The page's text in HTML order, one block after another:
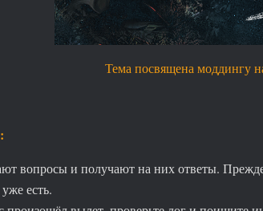
Тема посвящена моддингу
вопросы и получают на них ответы.
есть.